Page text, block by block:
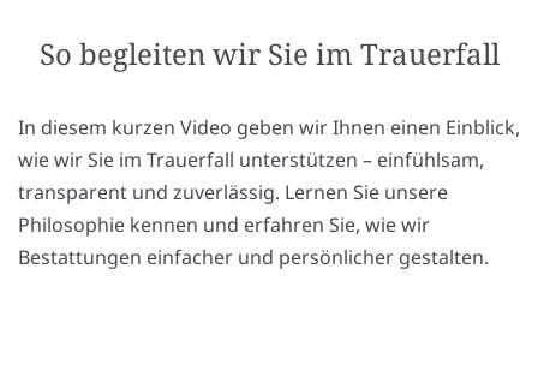
So begleiten wir Sie im Trauerfall
In diesem kurzen Video geben wir Ihnen einen Einblick,
wie wir Sie im Trauerfall unterstützen – einfühlsam,
transparent und zuverlässig. Lernen Sie unsere
Philosophie kennen und erfahren Sie, wie wir
Bestattungen einfacher und persönlicher gestalten.